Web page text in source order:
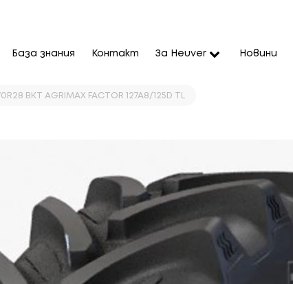
База знания Контакт За Heuver Новини
BKT AGRIMAX FACTOR 127A8/125D TL